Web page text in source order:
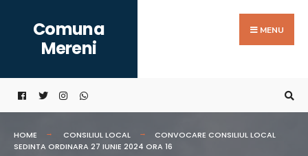
content
Comuna
Mereni
MENU
HOME CONSILIUL LOCAL
CONVOCARE CONSILIUL LOCAL
SEDINTA ORDINARA 27 IUNIE 2024 ORA 16
for: